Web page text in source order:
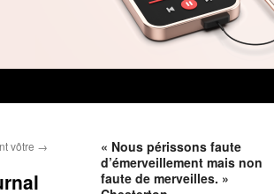
vôtre →
« Nous périssons faute
d’émerveillement mais non
faute de merveilles. »